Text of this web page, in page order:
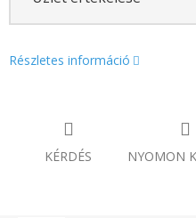
Részletes információ
KÉRDÉS NYOMON